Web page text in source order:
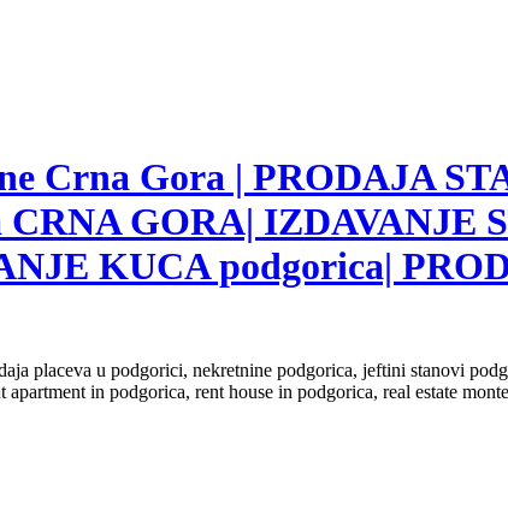
Crna Gora | PRODAJA
GORA| IZDAVANJE
KUCA podgorica|
placeva u podgorici, nekretnine podgorica, jeftini stanovi
in podgorica, rent house in podgorica, real estate